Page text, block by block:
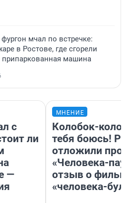
мчал по встречке:
в Ростове, где сгорели
припаркованная машина
с
ли
—
МНЕНИЕ
Колобок-
тебя боюсь!
отложили
«Человека-
отзыв о
«человека-